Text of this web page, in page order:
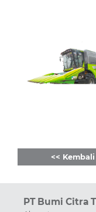
<<
PT Bumi Citra